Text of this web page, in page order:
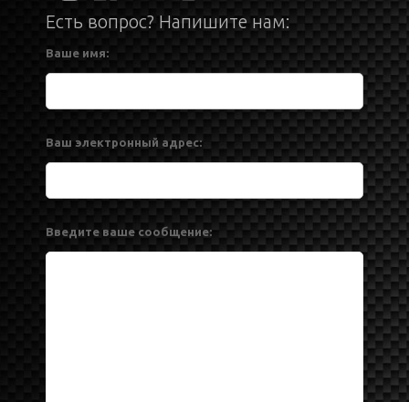
Есть вопрос? Напишите нам:
Ваше имя:
Ваш электронный адрес:
Введите ваше сообщение: